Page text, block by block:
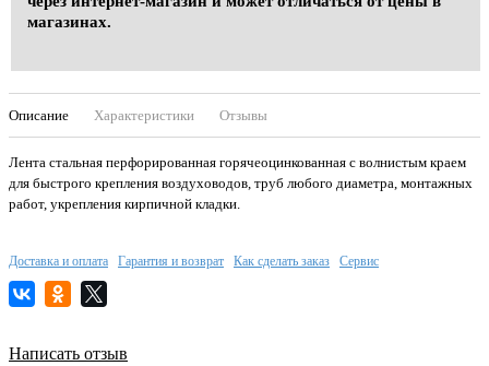
магазинах.
Описание Характеристики Отзывы
Лента стальная перфорированная горячеоцинкованная с волнистым краем
для быстрого крепления воздуховодов, труб любого диаметра, монтажных
работ, укрепления кирпичной кладки.
Доставка и оплата Гарантия и возврат Как сделать заказ Сервис
Написать отзыв